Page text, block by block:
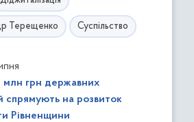
Терещенко Суспільство
грн державних
спрямують на розвиток
Рівненщини